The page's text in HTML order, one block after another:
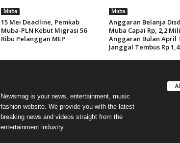
Muba
15 Mei Deadline, Pemkab
Muba-PLN Kebut Migrasi 56
Ribu Pelanggan MEP
Muba
Anggaran Belanja
Muba Capai Rp, 2,2
Anggaran Bulan April
Janggal Tembus Rp
Newsmag is your news, entertainment, music
fashion website. We provide you with the latest
breaking news and videos straight from the
entertainment industry.